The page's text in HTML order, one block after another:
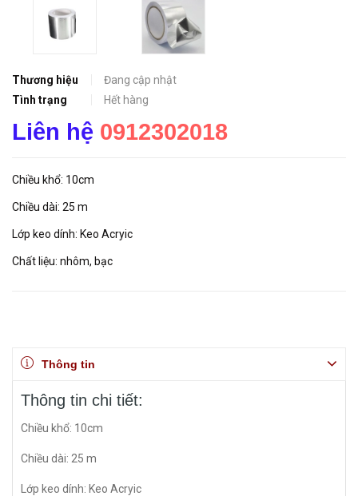
Thương hiệu
Đang cập nhật
Tình trạng
Hết hàng
Liên hệ 0912302018
Chiều khổ: 10cm
Chiều dài: 25 m
Lớp keo dính: Keo Acryic
Chất liệu: nhôm, bạc
Thông tin
Thông tin chi tiết:
Chiều khổ: 10cm
Chiều dài: 25 m
Lớp keo dính: Keo Acryic